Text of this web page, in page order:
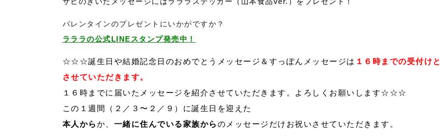
バレンタインのプレゼントにいかがですか？
ラララの公式LINEスタンプ発売中！
☆☆☆誕生日や結婚記念日のおめでとうメッセージ＆すっぽんメッセージは １６時までの受付けと
させていただきます。
１６時までに届いたメッセージを紹介させていただきます。よろしくお願いします☆☆☆
この１週間（２／３〜２／９）に誕生日を迎えた
本人から か、 一緒に住んでいる家族から のメッセージだけお祝いさせていただきます。